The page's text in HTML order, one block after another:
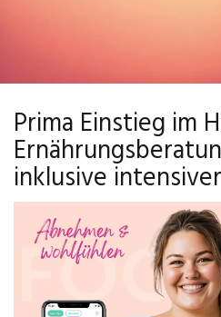
Prima Einstieg im
inklusive